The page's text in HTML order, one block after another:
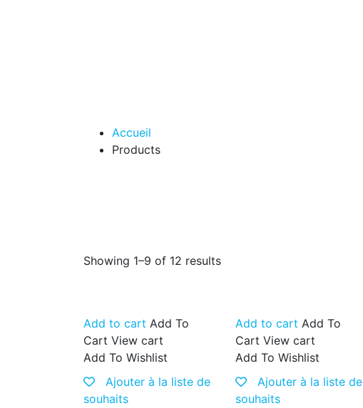
Accueil
Products
Showing 1–9 of 12 results
Add to cart Add To
Cart View cart
Add To Wishlist
Ajouter à la liste de
souhaits
Add to cart Add To
Cart View cart
Add To Wishlist
Ajouter à la liste de
souhaits